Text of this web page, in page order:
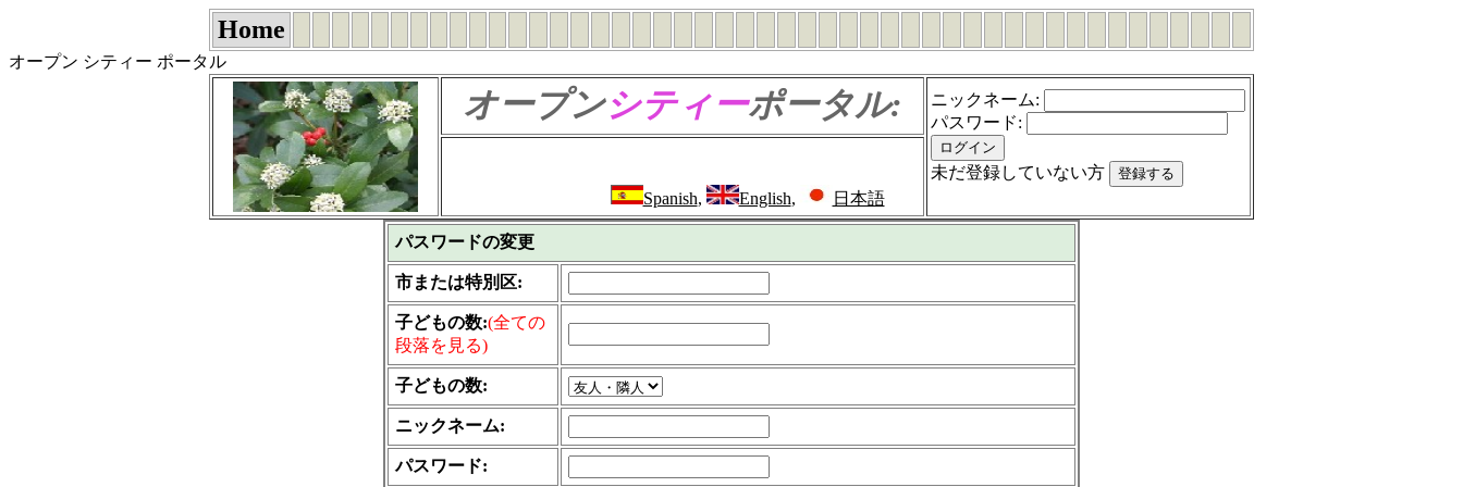
Home
オープン シティー ポータル
オープンシティーポータル: ニックネーム:
パスワード:
未だ登録していない方
Spanish, English, 日本語
パスワードの変更
市または特別区:
子どもの数:(全ての
段落を見る)
子どもの数:
ニックネーム:
パスワード: